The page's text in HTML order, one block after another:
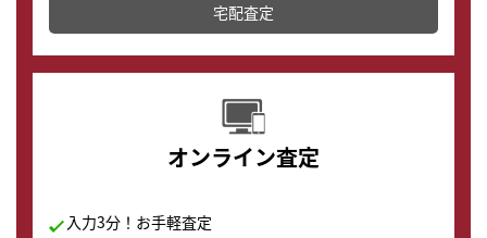
配送でも簡単&安全に査定・買取に出すことが可能で
す。
宅配査定
オンライン査定
入力3分！お手軽査定